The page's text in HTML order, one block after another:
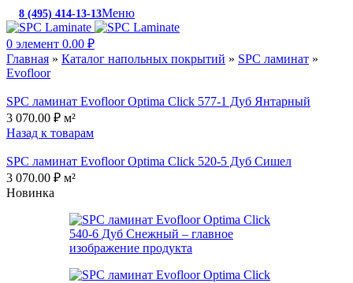
8 (495) 414-13-13Меню
0 элемент 0.00 ₽
Главная » Каталог напольных покрытий » SPC ламинат »
Evofloor
SPC ламинат Evofloor Optima Click 577-1 Дуб Янтарный
3 070.00 ₽ м²
Назад к товарам
SPC ламинат Evofloor Optima Click 520-5 Дуб Сишел
3 070.00 ₽ м²
Новинка